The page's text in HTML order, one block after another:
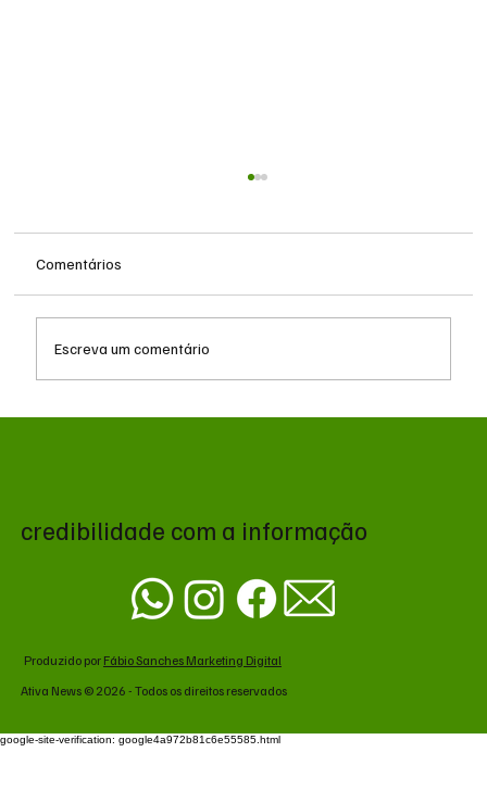
Comentários
Escreva um comentário
credibilidade com a informação
Produzido por Fábio Sanches Marketing Digital
Ativa News © 2026 - Todos os direitos reservados
google-site-verification: google4a972b81c6e55585.html